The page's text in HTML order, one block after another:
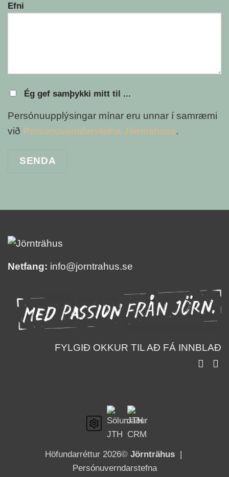
Efni
Ég gef samþykki mitt til ...
Persónuupplýsingar mínar eru unnar í samræmi
við Persónuverndarstefna Jörnträhúss.
Netfang: info@jorntrahus.se
FYLGIÐ OKKUR TIL AÐ FÁ INNBLAÐ
Höfundarréttur 2026© Jörnträhus|
Persónuverndarstefna